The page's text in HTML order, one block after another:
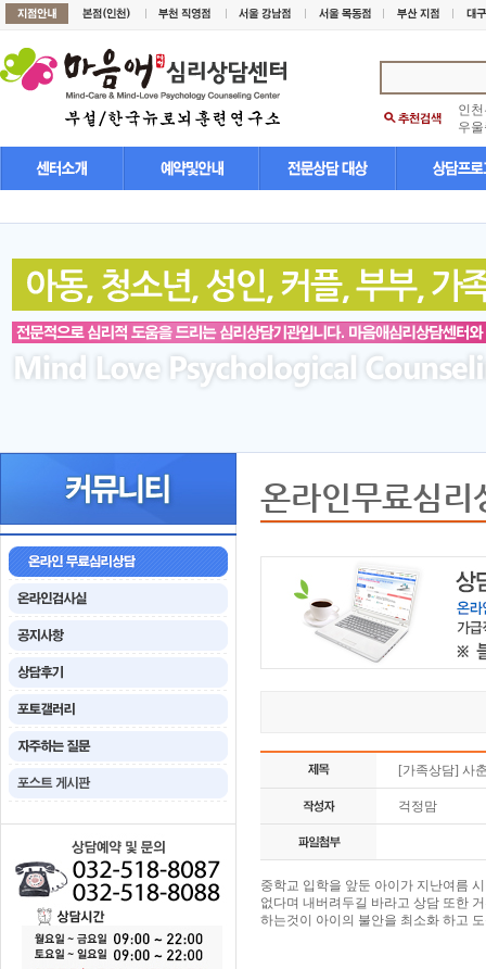
인
우
온라인무료심리
[가족상담] 사
걱정맘
중학교 입학을 앞둔 아이가 지난여름
없다며 내버려두길 바라고 상담 또한
하는것이 아이의 불안을 최소화 하고